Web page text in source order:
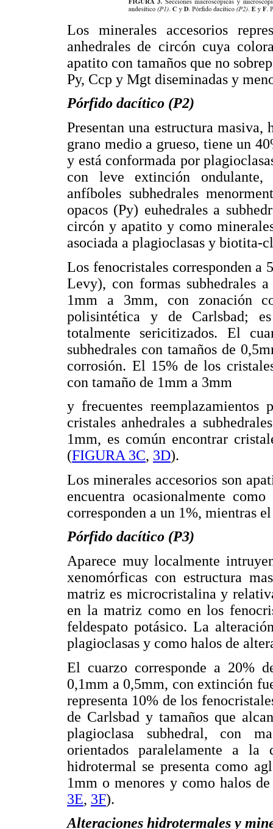
Los minerales accesorios
anhedrales de circón cuya
apatito con tamaños que no
Py, Ccp y Mgt diseminadas y
Pórfido dacítico (P2)
Presentan una estructura
grano medio a grueso, tiene un
y está conformada por
con leve extinción ondulante,
anfíboles subhedrales
opacos (Py) euhedrales a
circón y apatito y como
asociada a plagioclasas y biotita-
Los fenocristales corresponden
Levy), con formas subhedrales
1mm a 3mm, con zonación
polisintética y de Carlsbad;
totalmente sericitizados. El
subhedrales con tamaños de
corrosión. El 15% de los
con tamaño de 1mm a 3mm
y frecuentes
cristales anhedrales a
1mm, es común encontrar
(FIGURA 3C, 3D).
Los minerales accesorios son
encuentra ocasionalmente
corresponden a un 1%, mientras
Pórfido dacítico (P3)
Aparece muy localmente
xenomórficas con estructura
matriz es microcristalina y
en la matriz como en los
feldespato potásico. La
plagioclasas y como halos de
El cuarzo corresponde a 20%
0,1mm a 0,5mm, con extinción
representa 10% de los
de Carlsbad y tamaños que
plagioclasa subhedral, con
orientados paralelamente a
hidrotermal se presenta como
1mm o menores y como halos
3E, 3F).
Alteraciones hidrotermales y